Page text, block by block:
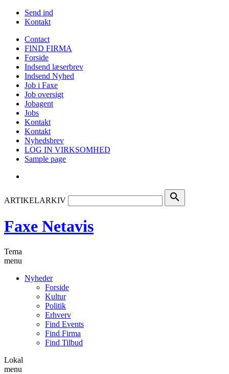
Send ind
Kontakt
Contact
FIND FIRMA
Forside
Indsend læserbrev
Indsend Nyhed
Job i Faxe
Job oversigt
Jobagent
Jobs
Kontakt
Kontakt
Nyhedsbrev
LOG IN VIRKSOMHED
Sample page
ARTIKELARKIV search
Faxe Netavis
Tema
menu
Nyheder
Forside
Kultur
Politik
Erhverv
Find Events
Find Firma
Find Tilbud
Lokal
menu